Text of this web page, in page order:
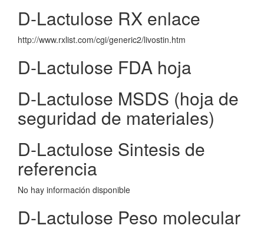
D-Lactulose RX enlace
http://www.rxlist.com/cgi/generic2/livostin.htm
D-Lactulose FDA hoja
D-Lactulose MSDS (hoja de
seguridad de materiales)
D-Lactulose Sintesis de
referencia
No hay información disponible
D-Lactulose Peso molecular